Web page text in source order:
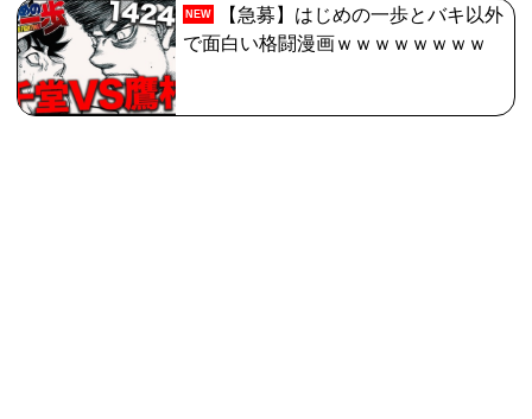
NEW
【急募】はじめの一歩とバキ以外
で面白い格闘漫画ｗｗｗｗｗｗｗｗ